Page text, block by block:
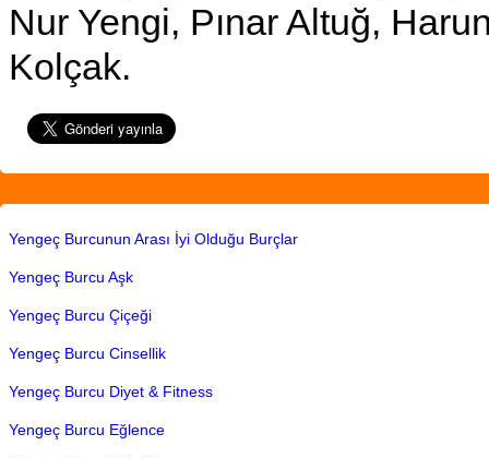
Nur Yengi, Pınar Altuğ,
Kolçak.
Yengeç Burcunun Arası İyi Olduğu Burçlar
Yengeç Burcu Aşk
Yengeç Burcu Çiçeği
Yengeç Burcu Cinsellik
Yengeç Burcu Diyet & Fitness
Yengeç Burcu Eğlence